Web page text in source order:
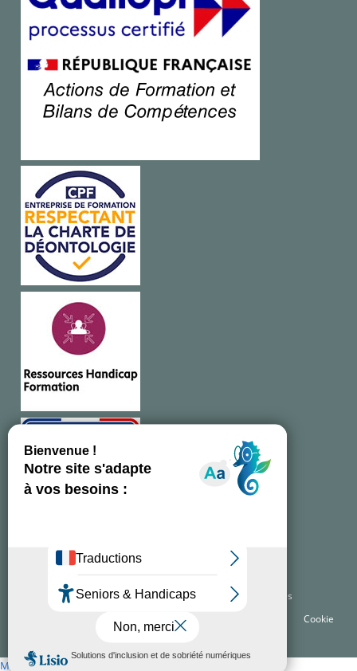
CopyrightBerry Market2026 - Tous droits réservés
Mentions légales Politique de confidentialité
Cookie
Contact
Mentions de Cookies WordPress par Real Cookie Banner